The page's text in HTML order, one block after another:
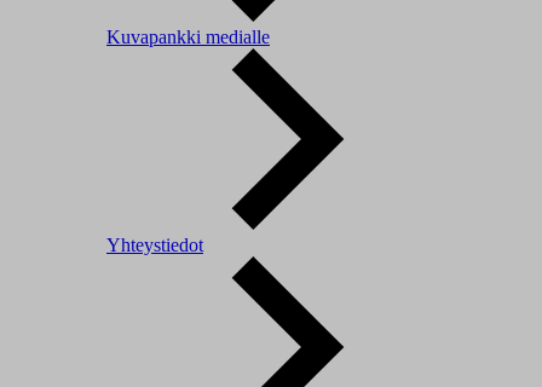
Kuvapankki medialle
Yhteystiedot